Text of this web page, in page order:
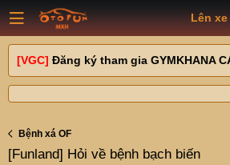
Lên xe
[VGC] Đăng ký tham gia GYMKHANA
Bệnh xá OF
[Funland] Hỏi về bệnh bạch biến